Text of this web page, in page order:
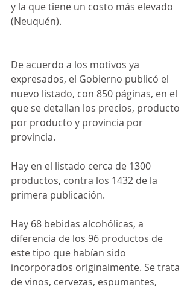
y la que tiene un costo más elevado
(Neuquén).
De acuerdo a los motivos ya
expresados, el Gobierno publicó el
nuevo listado, con 850 páginas, en el
que se detallan los precios, producto
por producto y provincia por
provincia.
Hay en el listado cerca de 1300
productos, contra los 1432 de la
primera publicación.
Hay 68 bebidas alcohólicas, a
diferencia de los 96 productos de
este tipo que habían sido
incorporados originalmente. Se trata
de vinos, cervezas, espumantes,